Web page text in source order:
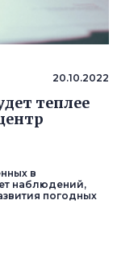
20.10.2022
теплее
в
наблюдений,
погодных